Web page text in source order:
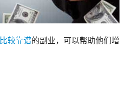
比较靠谱的副业，可以帮助他们增